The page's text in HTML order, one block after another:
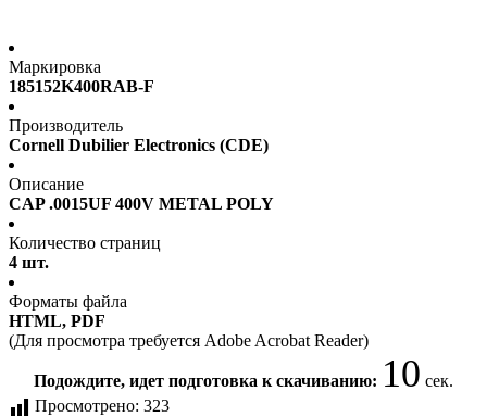
Маркировка
185152K400RAB-F
Производитель
Cornell Dubilier Electronics (CDE)
Описание
CAP .0015UF 400V METAL POLY
Количество страниц
4 шт.
Форматы файла
HTML, PDF
(Для просмотра требуется Adobe Acrobat Reader)
Подождите, идет подготовка к скачиванию: 10 сек.
Просмотрено: 323